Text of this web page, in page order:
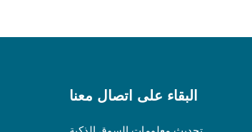
البقاء على اتصال معنا